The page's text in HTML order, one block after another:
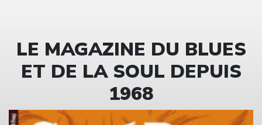
LE MAGAZINE DU BLUES
ET DE LA SOUL DEPUIS
1968